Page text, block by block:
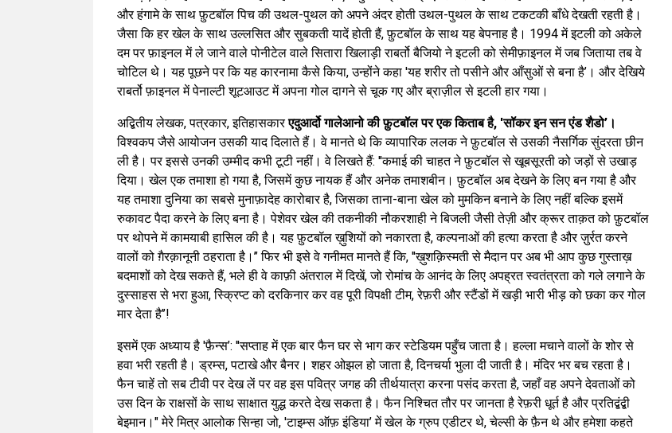
और हंगामे के साथ फ़ुटबॉल पिच की उथल-पुथल को अपने अंदर होती उथल-पुथल के साथ टकटकी बाँधे देखती रहती है।
जैसा कि हर खेल के साथ उल्लसित और सुबकती यादें होती हैं, फ़ुटबॉल के साथ यह बेपनाह है। 1994 में इटली को अकेले
दम पर फ़ाइनल में ले जाने वाले पोनीटेल वाले सितारा खिलाड़ी राबर्तो बैजियो ने इटली को सेमीफ़ाइनल में जब जिताया तब वे
चोटिल थे। यह पूछने पर कि यह कारनामा कैसे किया, उन्होंने कहा 'यह शरीर तो पसीने और आँसुओं से बना है’। और देखिये
राबर्तो फ़ाइनल में पेनाल्टी शूटआउट में अपना गोल दागने से चूक गए और ब्राज़ील से इटली हार गया।
अद्बितीय लेखक, पत्रकार, इतिहासकारएदुआर्दो गालेआनो की फ़ुटबॉल पर एक किताब है, 'सॉकर इन सन एंड शैडो’।
विश्वकप जैसे आयोजन उसकी याद दिलाते हैं। वे मानते थे कि व्यापारिक ललक ने फ़ुटबॉल से उसकी नैसर्गिक सुंदरता छीन
ली है। पर इससे उनकी उम्मीद कभी टूटी नहीं। वे लिखते हैं: ''कमाई की चाहत ने फ़ुटबॉल से खूबसूरती को जड़ों से उखाड़
दिया। खेल एक तमाशा हो गया है, जिसमें कुछ नायक हैं और अनेक तमाशबीन। फ़ुटबॉल अब देखने के लिए बन गया है और
यह तमाशा दुनिया का सबसे मुनाफ़ादेह कारोबार है, जिसका ताना-बाना खेल को मुमकिन बनाने के लिए नहीं बल्कि इसमें
रुकावट पैदा करने के लिए बना है। पेशेवर खेल की तकनीकी नौकरशाही ने बिजली जैसी तेज़ी और क्रूर ताक़त को फ़ुटबॉल
पर थोपने में कामयाबी हासिल की है। यह फ़ुटबॉल ख़ुशियों को नकारता है, कल्पनाओं की हत्या करता है और ज़ुर्रत करने
वालों को ग़ैरक़ानूनी ठहराता है।’’ फिर भी इसे वे गनीमत मानते हैं कि, ''ख़ुशक़िस्मती से मैदान पर अब भी आप कुछ गुस्ताख़
बदमाशों को देख सकते हैं, भले ही वे काफ़ी अंतराल में दिखें, जो रोमांच के आनंद के लिए अपह्रत स्वतंत्रता को गले लगाने के
दुस्साहस से भरा हुआ, स्क्रिप्ट को दरकिनार कर वह पूरी विपक्षी टीम, रेफ़री और स्टैंडों में खड़ी भारी भीड़ को छका कर गोल
मार देता है’’!
इसमें एक अध्याय है 'फ़ैन्स’: ''सप्ताह में एक बार फैन घर से भाग कर स्टेडियम पहुँच जाता है। हल्ला मचाने वालों के शोर से
हवा भरी रहती है। ड्रम्स, पटाखे और बैनर। शहर ओझल हो जाता है, दिनचर्या भुला दी जाती है। मंदिर भर बच रहता है।
फैन चाहें तो सब टीवी पर देख लें पर वह इस पवित्र जगह की तीर्थयात्रा करना पसंद करता है, जहाँ वह अपने देवताओं को
उस दिन के राक्षसों के साथ साक्षात युद्ध करते देख सकता है। फैन निश्चित तौर पर जानता है रेफ़री धूर्त है और प्रतिद्बंद्बी
बेइमान।" मेरे मित्र आलोक सिन्हा जो, 'टाइम्स ऑफ़ इंडिया’ में खेल के ग्रुप एडीटर थे, चेल्सी के फ़ैन थे और हमेशा कहते